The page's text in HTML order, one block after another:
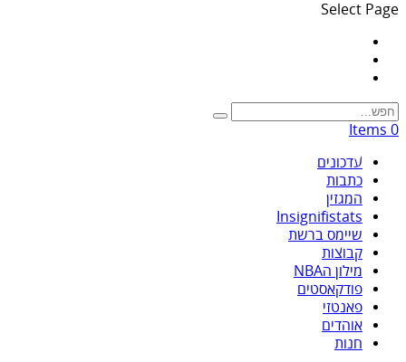
Select Page
0 Items
עדכונים
כתבות
המגזין
Insignifistats
שיימס ברשת
קבוצות
מילון הNBA
פודקאסטים
פאנטזי
אוהדים
חנות